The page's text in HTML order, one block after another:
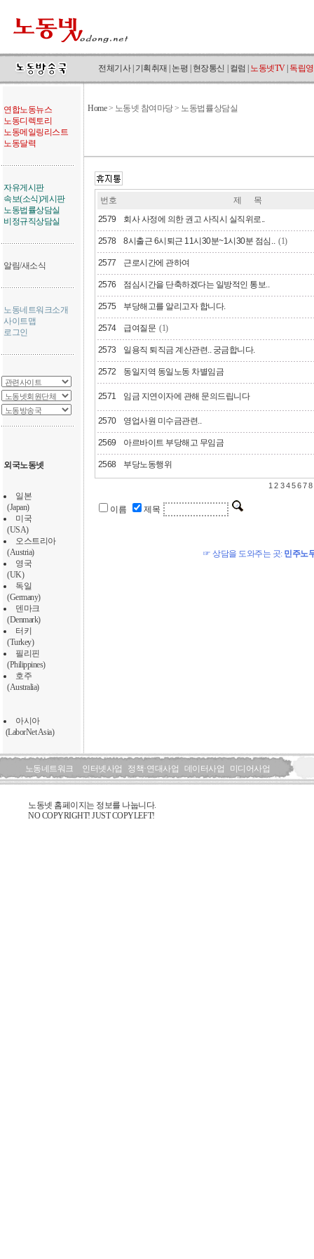
전체기사| 기획취재 논평 현장통신 컬럼 노동넷TV| 독립
연합노동뉴스
노동디렉토리
노동메일링리스트
노동달력
자유게시판
속보(소식)게시판
노동법률상담실
비정규직상담실
알림/새소식
노동네트워크소개
사이트맵
로그인
외국노동넷
일본
(Japan)
미국
(USA)
오스트리아
(Austria)
영국
(UK)
독일
(Germany)
덴마크
(Denmark)
터키
(Turkey)
필리핀
(Philippines)
호주
(Australia)
아시아
(LaborNet Asia)
Home> 노동넷 참여마당 > 노동법률상담실
번호
제 목
2579
회사 사정에 의한 권고 사직시 실직위로..
2578 8시출근 6시퇴근 11시30분~1시30분 점심.. (1)
2577 근로시간에 관하여
2576 점심시간을 단축하겠다는 일방적인 통보..
2575 부당해고를 알리고자 합니다.
2574 급여질문 (1)
2573 일용직 퇴직금 계산관련.. 궁금합니다.
2572 동일지역 동일노동 차별임금
2571 임금 지연이자에 관해 문의드립니다
2570 영업사원 미수금관련..
2569 아르바이트 부당해고 무임금
2568 부당노동행위
1 2 3 4 5 6 7 8
이름 제목
☞ 상담을 도와주는 곳: 민주노
노동네트워크 인터넷사업 정책·연대사업 데이터사업 미디어사업
노동넷 홈페이지는 정보를 나눕니다.
NO COPYRIGHT! JUST COPYLEFT!